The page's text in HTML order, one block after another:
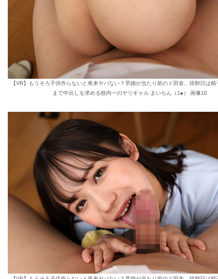
【VR】もうそろ子供作らないと将来ヤバない？早婚が当たり前のド田舎。排卵日は精
まで中出しを求める校内一のヤリギャル まいちん（1●） 画像10